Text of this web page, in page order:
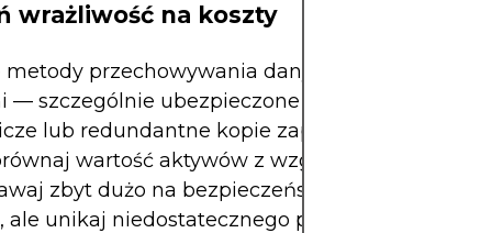
wrażliwość na koszty
metody przechowywania danych wiążą się z
— szczególnie ubezpieczone sejfy, platformy
lub redundantne kopie zapasowe poza
wartość aktywów z względnym kosztem
zbyt dużo na bezpieczeństwo przedmiotów
ale unikaj niedostatecznego przygotowania na